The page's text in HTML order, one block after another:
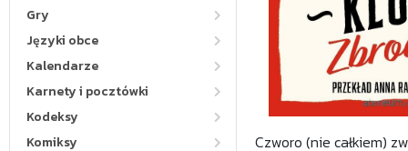
Gry
Języki obce
Kalendarze
Karnety i pocztówki
Kodeksy
Komiksy
Czworo (nie całkiem)